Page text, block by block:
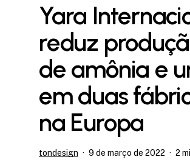
Yara
reduz
de amônia e
em duas
na Europa
tondesign 9 de março de 2022 2